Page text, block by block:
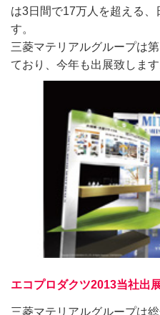
は3日間で17万人を超える
す。
三菱マテリアルグループは
ており、今年も出展致します
エコプロダクツ2013当社出
三菱マテリアルグループは